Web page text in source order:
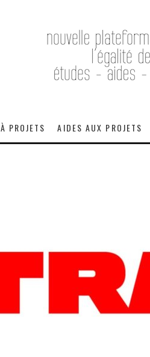
PROJETS AIDES AUX PROJETS